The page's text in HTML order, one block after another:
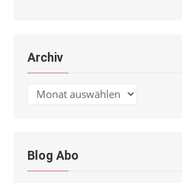
Archiv
Archiv
Blog Abo